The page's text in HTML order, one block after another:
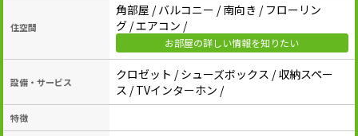
住空間
角部屋 / バルコニー / 南向き / フローリン
グ / エアコン /
お部屋の詳しい情報を知りたい
設備・サービス
クロゼット / シューズボックス / 収納スペー
ス / TVインターホン /
特徴